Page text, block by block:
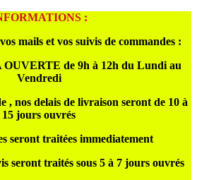
:
mails et vos suivis de commandes :
de 9h à 12h du Lundi au
Vendredi
, nos delais de livraison seront de 10 à
15 jours ouvrés
seront traitées immediatement
seront traités sous 5 à 7 jours ouvrés